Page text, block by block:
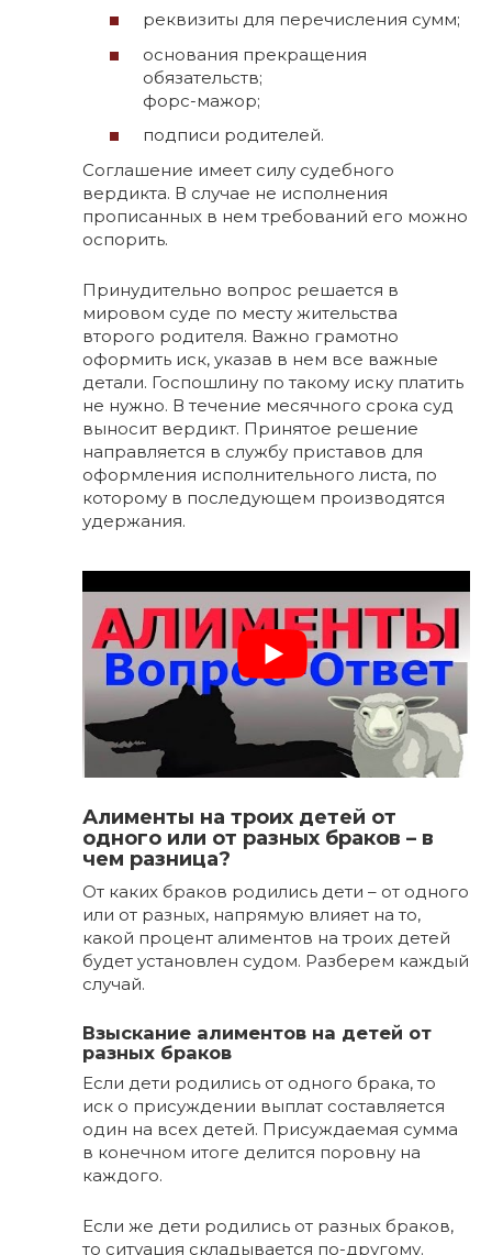
реквизиты для перечисления сумм;
основания прекращения
обязательств;
форс-мажор;
подписи родителей.
Соглашение имеет силу судебного
вердикта. В случае не исполнения
прописанных в нем требований его можно
оспорить.
Принудительно вопрос решается в
мировом суде по месту жительства
второго родителя. Важно грамотно
оформить иск, указав в нем все важные
детали. Госпошлину по такому иску платить
не нужно. В течение месячного срока суд
выносит вердикт. Принятое решение
направляется в службу приставов для
оформления исполнительного листа, по
которому в последующем производятся
удержания.
Алименты на троих детей от
одного или от разных браков – в
чем разница?
От каких браков родились дети – от одного
или от разных, напрямую влияет на то,
какой процент алиментов на троих детей
будет установлен судом. Разберем каждый
случай.
Взыскание алиментов на детей от
разных браков
Если дети родились от одного брака, то
иск о присуждении выплат составляется
один на всех детей. Присуждаемая сумма
в конечном итоге делится поровну на
каждого.
Если же дети родились от разных браков,
то ситуация складывается по-другому.